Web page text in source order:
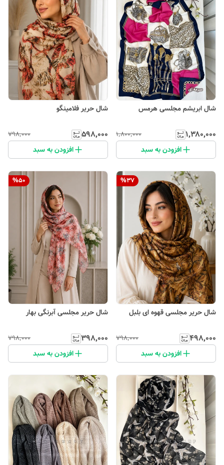
شال ابریشم مجلسی هرمس
۱٬۳۸۰٬۰۰۰ ۱٬۸۰۰٬۰۰۰
افزودن به سبد
شال حریر فلامینگو
۵۹۸٬۰۰۰ ۷۹۸٬۰۰۰
افزودن به سبد
%37
شال حریر مجلسی قهوه ای بلبل
۴۹۸٬۰۰۰ ۷۹۸٬۰۰۰
افزودن به سبد
%50
شال حریر مجلسی آبرنگی بهار
۳۹۸٬۰۰۰ ۷۹۸٬۰۰۰
افزودن به سبد